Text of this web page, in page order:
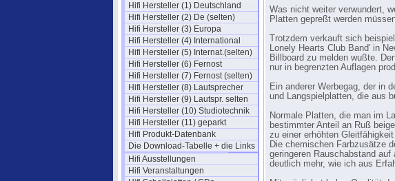
Hifi Hersteller (1) Deutschland
Hifi Hersteller (2) De (selten)
Hifi Hersteller (3) Europa
Hifi Hersteller (4) International
Hifi Hersteller (5) Internat.(selten)
Hifi Hersteller (6) Fernost
Hifi Hersteller (7) Fernost (selten)
Hifi Hersteller (8) Lautsprecher
Hifi Hersteller (9) Lautspr. selten
Hifi Hersteller (10) Studiotechnik
Hifi Hersteller (11) geparkt
Hifi Produkt-Datenbank
Die Download-Tabelle + die Links
Hifi Ausstellungen
Hifi Veranstaltungen
Was nicht weiter verwundert,
Platten gepreßt werden
Trotzdem verkauft sich
Lonely Hearts Club Band' in
Billboard zu melden wußte.
nur in begrenzten Auflagen
Ein anderer Werbegag, der in
und Langspielplatten, die aus
Normale Platten, die man im
bestimmter Anteil an Ruß
zu einer erhöhten
Die chemischen Farbzusätze
geringeren Rauschabstand
deutlich mehr, wie ich aus